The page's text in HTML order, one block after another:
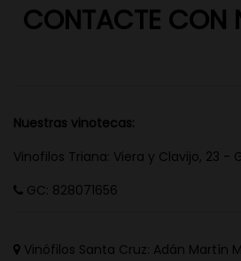
CONTACTE CON
Nuestras vinotecas:
Vinofilos Triana: Viera y Clavijo, 23 -
GC: 828071656
Vinófilos Santa Cruz: Adán Martín